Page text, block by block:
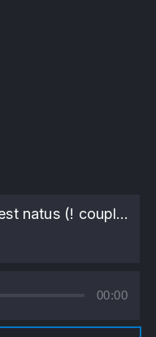
Gaudete, Christus est natus (! couplets différents !)
00:00